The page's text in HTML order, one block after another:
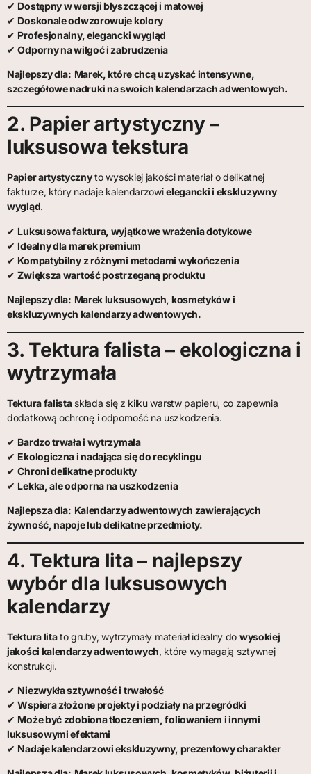
✔ Dostępny w wersji błyszczącej i matowej
✔ Doskonale odwzorowuje kolory
✔ Profesjonalny, elegancki wygląd
✔Odporny na wilgoć i zabrudzenia
Najlepszy dla: Marek, które chcą uzyskać intensywne,
szczegółowe nadruki na swoich kalendarzach adwentowych.
2. Papier artystyczny –
luksusowa tekstura
Papier artystycznyto wysokiej jakości materiał o delikatnej
fakturze, który nadaje kalendarzowielegancki i ekskluzywny
wygląd.
✔ Luksusowa faktura, wyjątkowe wrażenia dotykowe
✔ Idealny dla marek premium
✔ Kompatybilny z różnymi metodami wykończenia
✔Zwiększa wartość postrzeganą produktu
Najlepszy dla: Marek luksusowych, kosmetyków i
ekskluzywnych kalendarzy adwentowych.
3. Tektura falista – ekologiczna i
wytrzymała
Tektura falistaskłada się z kilku warstw papieru, co zapewnia
dodatkową ochronę i odporność na uszkodzenia.
✔ Bardzo trwała i wytrzymała
✔ Ekologiczna i nadająca się do recyklingu
✔Chroni delikatne produkty
✔ Lekka, ale odporna na uszkodzenia
Najlepsza dla: Kalendarzy adwentowych zawierających
żywność, napoje lub delikatne przedmioty.
4. Tektura lita – najlepszy
wybór dla luksusowych
kalendarzy
Tektura litato gruby, wytrzymały materiał idealny do wysokiej
jakości kalendarzy adwentowych, które wymagają sztywnej
konstrukcji.
✔ Niezwykła sztywność i trwałość
✔Wspiera złożone projekty i podziały na przegródki
✔ Może być zdobiona tłoczeniem, foliowaniem i innymi
luksusowymi efektami
✔ Nadaje kalendarzowi ekskluzywny, prezentowy charakter